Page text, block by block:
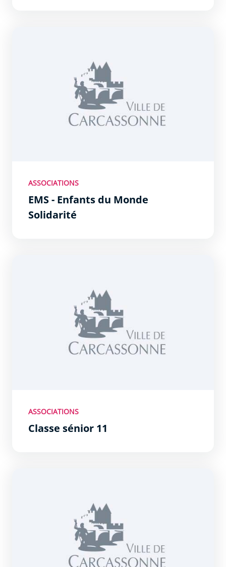
ASSOCIATIONS
EMS - Enfants du Monde
Solidarité
ASSOCIATIONS
Classe sénior 11